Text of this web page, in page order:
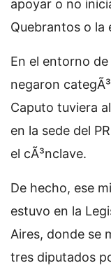
apoyar o no
Quebrantos o la
En el entorno
negaron
Caputo tuviera
en la sede del
el cÃ³nclave.
De hecho, ese
estuvo en la
Aires, donde se
tres diputados